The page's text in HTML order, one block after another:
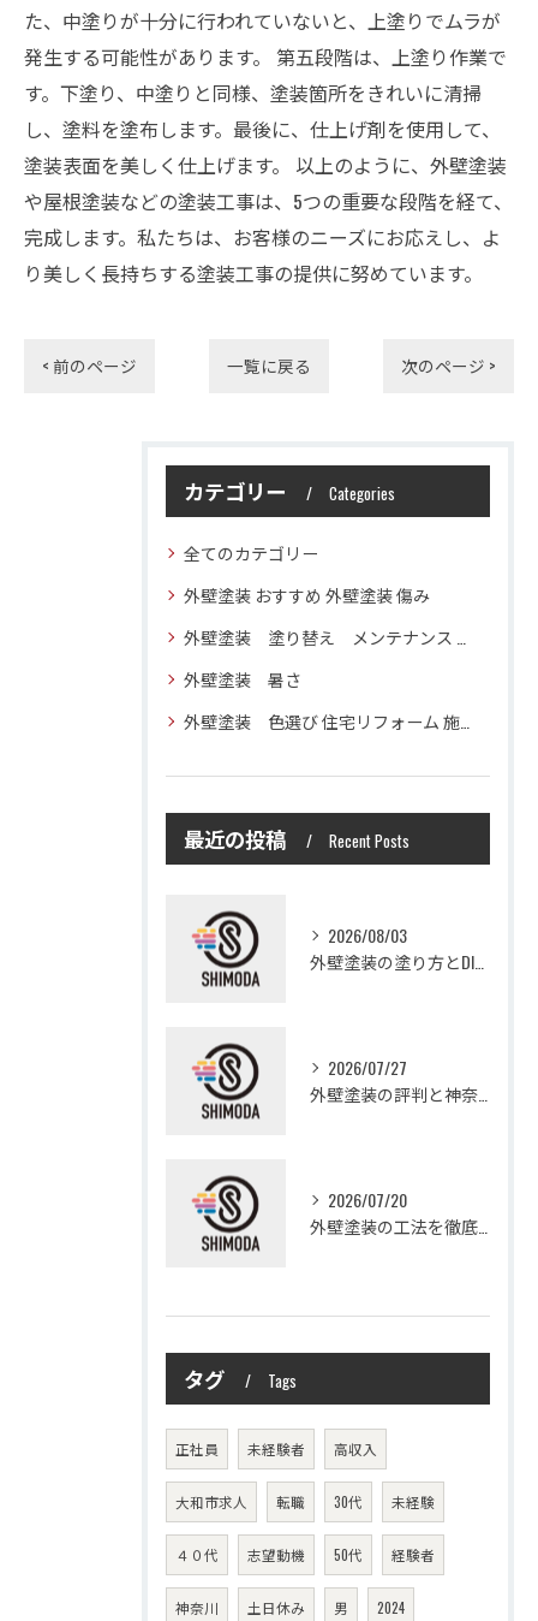
た、中塗りが十分に行われていないと、上塗りでムラが
発生する可能性があります。 第五段階は、上塗り作業で
す。下塗り、中塗りと同様、塗装箇所をきれいに清掃
し、塗料を塗布します。最後に、仕上げ剤を使用して、
塗装表面を美しく仕上げます。 以上のように、外壁塗装
や屋根塗装などの塗装工事は、5つの重要な段階を経て、
完成します。私たちは、お客様のニーズにお応えし、よ
り美しく長持ちする塗装工事の提供に努めています。
< 前のページ 一覧に戻る 次のページ >
カテゴリー Categories
全てのカテゴリー
外壁塗装 おすすめ 外壁塗装 傷み
外壁塗装 塗り替え メンテナンス 住宅塗装
外壁塗装 暑さ
外壁塗装 色選び 住宅リフォーム 施工技術
最近の投稿 Recent Posts
2026/08/03
2026/07/27
2026/07/20
タグ Tags
正社員 未経験者 高収入
大和市求人 転職 30代 未経験
４０代 志望動機 50代 経験者
神奈川 土日休み 男 2024